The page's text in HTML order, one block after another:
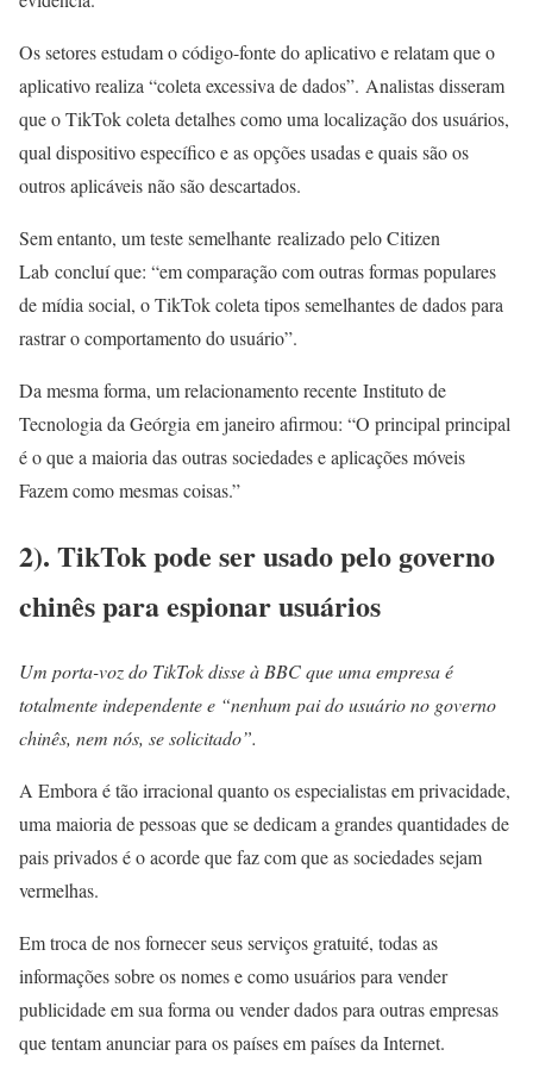
Os setores estudam o código-fonte do aplicativo e relatam que o
aplicativo realiza “coleta excessiva de dados”. Analistas disseram
que o TikTok coleta detalhes como uma localização dos usuários,
qual dispositivo específico e as opções usadas e quais são os
outros aplicáveis não são descartados.
Sem entanto, um teste semelhante realizado pelo Citizen
Lab concluí que: “em comparação com outras formas populares
de mídia social, o TikTok coleta tipos semelhantes de dados para
rastrar o comportamento do usuário”.
Da mesma forma, um relacionamento recente Instituto de
Tecnologia da Geórgia em janeiro afirmou: “O principal principal
é o que a maioria das outras sociedades e aplicações móveis
Fazem como mesmas coisas.”
2). TikTok pode ser usado pelo governo
chinês para espionar usuários
Um porta-voz do TikTok disse à BBC que uma empresa é
totalmente independente e “nenhum pai do usuário no governo
chinês, nem nós, se solicitado”.
A Embora é tão irracional quanto os especialistas em privacidade,
uma maioria de pessoas que se dedicam a grandes quantidades de
pais privados é o acorde que faz com que as sociedades sejam
vermelhas.
Em troca de nos fornecer seus serviços gratuité, todas as
informações sobre os nomes e como usuários para vender
publicidade em sua forma ou vender dados para outras empresas
que tentam anunciar para os países em países da Internet.